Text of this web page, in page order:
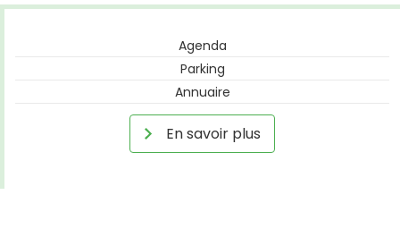
Agenda
Parking
Annuaire
En savoir plus